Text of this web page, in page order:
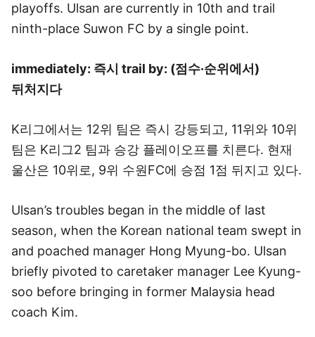
playoffs. Ulsan are currently in 10th and trail
ninth-place Suwon FC by a single point.
immediately: 즉시 trail by: (점수·순위에서)
뒤처지다
K리그에서는 12위 팀은 즉시 강등되고, 11위와 10위
팀은 K리그2 팀과 승강 플레이오프를 치른다. 현재
울산은 10위로, 9위 수원FC에 승점 1점 뒤지고 있다.
Ulsan’s troubles began in the middle of last
season, when the Korean national team swept in
and poached manager Hong Myung-bo. Ulsan
briefly pivoted to caretaker manager Lee Kyung-
soo before bringing in former Malaysia head
coach Kim.